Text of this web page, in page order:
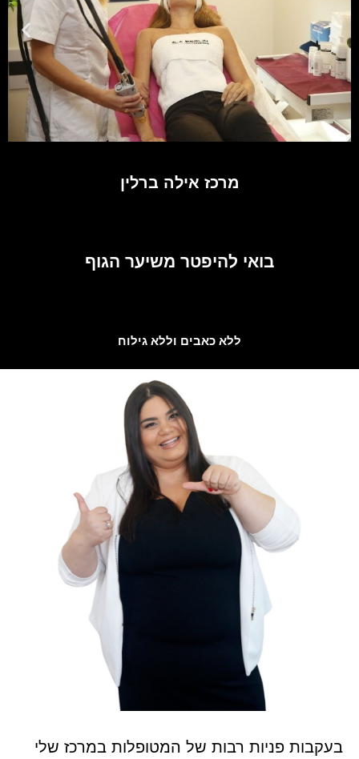
מרכז אילה ברלין
בואי להיפטר משיער הגוף
ללא כאבים וללא גילוח
בעקבות פניות רבות של המטופלות במרכז שלי